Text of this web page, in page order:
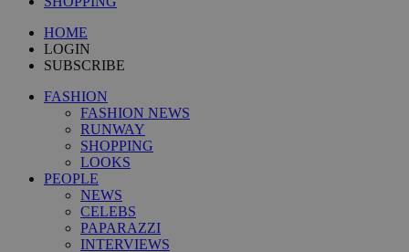
HOME
LOGIN
SUBSCRIBE
FASHION
FASHION NEWS
RUNWAY
SHOPPING
LOOKS
PEOPLE
NEWS
CELEBS
PAPARAZZI
INTERVIEWS